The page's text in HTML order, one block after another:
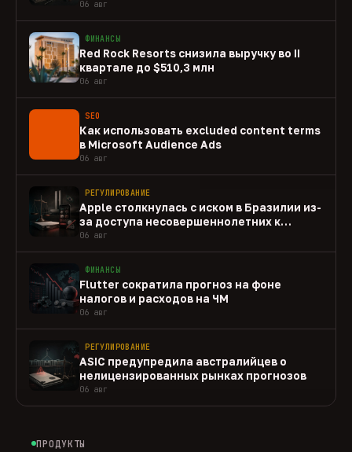
06 авг
ФИНАНСЫ
Red Rock Resorts снизила выручку во II
квартале до $510,3 млн
06 авг
SEO
Как использовать excluded content terms
в Microsoft Audience Ads
06 авг
РЕГУЛИРОВАНИЕ
Apple столкнулась с иском в Бразилии из-
за доступа несовершеннолетних к
gambling-приложениям
06 авг
ФИНАНСЫ
Flutter сократила прогноз на фоне
налогов и расходов на ЧМ
06 авг
РЕГУЛИРОВАНИЕ
ASIC предупредила австралийцев о
нелицензированных рынках прогнозов
06 авг
ПРОДУКТЫ